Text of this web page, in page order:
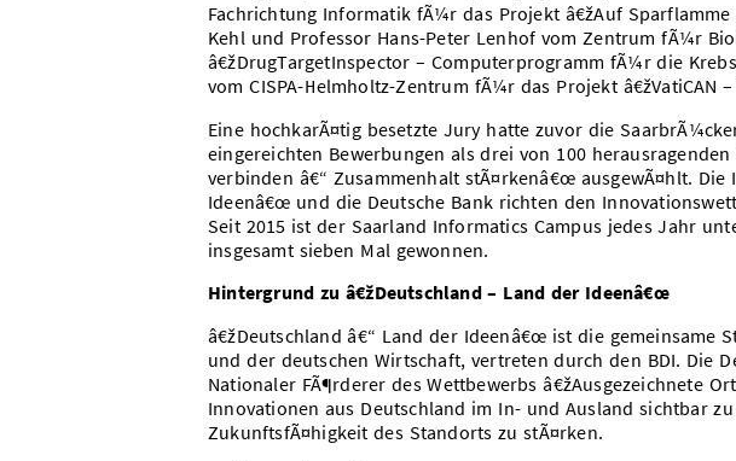
Fachrichtung Informatik fÃ¼r das Projekt â€žAuf
Kehl und Professor Hans-Peter Lenhof vom Zentrum fÃ¼r
â€žDrugTargetInspector – Computerprogramm fÃ¼r die
vom CISPA-Helmholtz-Zentrum fÃ¼r das Projekt â€žVatiCAN
Eine hochkarÃ¤tig besetzte Jury hatte zuvor die
eingereichten Bewerbungen als drei von 100
verbinden â€“ Zusammenhalt stÃ¤rkenâ€œ ausgewÃ¤hlt.
Ideenâ€œ und die Deutsche Bank richten den
Seit 2015 ist der Saarland Informatics Campus jedes Jahr
insgesamt sieben Mal gewonnen.
Hintergrund zu â€žDeutschland – Land der Ideenâ€œ
â€žDeutschland â€“ Land der Ideenâ€œ ist die gemeinsame
und der deutschen Wirtschaft, vertreten durch den BDI. Die
Nationaler FÃ¶rderer des Wettbewerbs â€žAusgezeichnete
Innovationen aus Deutschland im In- und Ausland sichtbar
ZukunftsfÃ¤higkeit des Standorts zu stÃ¤rken.